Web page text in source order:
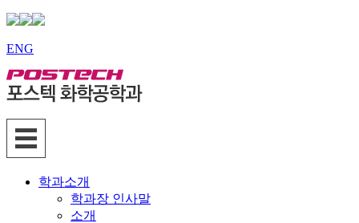
ENG
학과소개
학과장 인사말
소개